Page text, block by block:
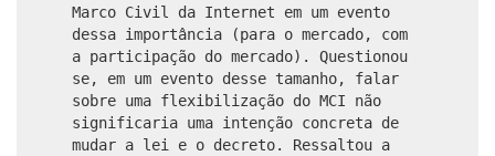
Marco Civil da Internet em um evento
dessa importância (para o mercado, com
a participação do mercado). Questionou
se, em um evento desse tamanho, falar
sobre uma flexibilização do MCI não
significaria uma intenção concreta de
mudar a lei e o decreto. Ressaltou a